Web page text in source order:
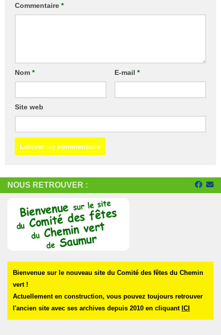
Commentaire *
Nom * E-mail *
Site web
NOUS RETROUVER :
Bienvenue sur le nouveau site du Comité des fêtes du Chemin
vert !
Actuellement en construction, vous pouvez toujours retrouver
l'ancien site avec ses archives depuis 2010 en cliquant ICI